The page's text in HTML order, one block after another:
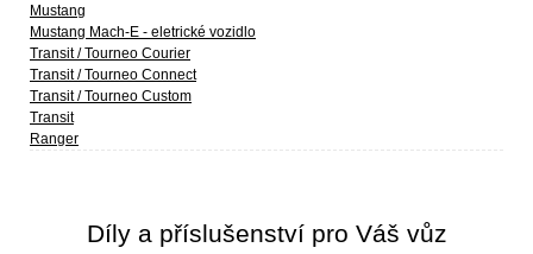
Mustang
Mustang Mach-E - eletrické vozidlo
Transit / Tourneo Courier
Transit / Tourneo Connect
Transit / Tourneo Custom
Transit
Ranger
Díly a příslušenství pro Váš vůz